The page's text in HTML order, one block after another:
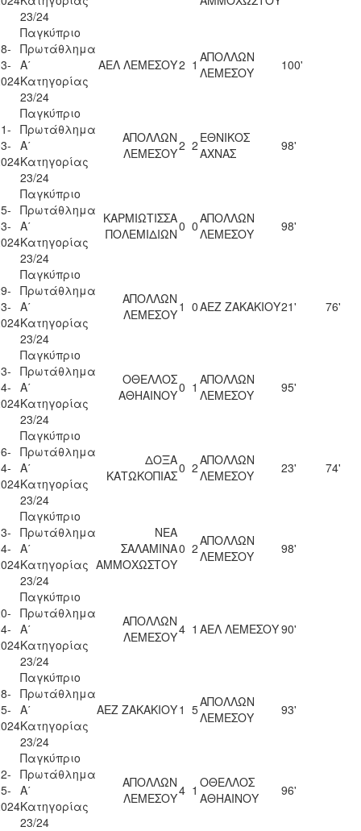
23/24
Παγκύπριο
Πρωτάθλημα
Α΄
Κατηγορίας
23/24
ΑΕΛ ΛΕΜΕΣΟΥ2 1 ΑΠΟΛΛΩΝ
ΛΕΜΕΣΟΥ
100'
Παγκύπριο
Πρωτάθλημα
Α΄
Κατηγορίας
23/24
ΑΠΟΛΛΩΝ
ΛΕΜΕΣΟΥ2 2 ΕΘΝΙΚΟΣ
ΑΧΝΑΣ
98'
Παγκύπριο
Πρωτάθλημα
Α΄
Κατηγορίας
23/24
ΚΑΡΜΙΩΤΙΣΣΑ
ΠΟΛΕΜΙΔΙΩΝ0 0ΑΠΟΛΛΩΝ
ΛΕΜΕΣΟΥ
98'
Παγκύπριο
Πρωτάθλημα
Α΄
Κατηγορίας
23/24
ΑΠΟΛΛΩΝ
ΛΕΜΕΣΟΥ1 0ΑΕΖ ΖΑΚΑΚΙΟΥ21' 76'
Παγκύπριο
Πρωτάθλημα
Α΄
Κατηγορίας
23/24
ΟΘΕΛΛΟΣ
ΑΘΗΑΙΝΟΥ0 1 ΑΠΟΛΛΩΝ
ΛΕΜΕΣΟΥ
95'
Παγκύπριο
Πρωτάθλημα
Α΄
Κατηγορίας
23/24
ΔΟΞΑ
ΚΑΤΩΚΟΠΙΑΣ0 2ΑΠΟΛΛΩΝ
ΛΕΜΕΣΟΥ
23' 74'
Παγκύπριο
Πρωτάθλημα
Α΄
Κατηγορίας
23/24
ΝΕΑ
ΣΑΛΑΜΙΝΑ
ΑΜΜΟΧΩΣΤΟΥ
0 2ΑΠΟΛΛΩΝ
ΛΕΜΕΣΟΥ
98'
Παγκύπριο
Πρωτάθλημα
Α΄
Κατηγορίας
23/24
ΑΠΟΛΛΩΝ
ΛΕΜΕΣΟΥ4 1 ΑΕΛ ΛΕΜΕΣΟΥ90'
Παγκύπριο
Πρωτάθλημα
Α΄
Κατηγορίας
23/24
ΑΕΖ ΖΑΚΑΚΙΟΥ1 5ΑΠΟΛΛΩΝ
ΛΕΜΕΣΟΥ
93'
Παγκύπριο
Πρωτάθλημα
Α΄
Κατηγορίας
23/24
ΑΠΟΛΛΩΝ
ΛΕΜΕΣΟΥ4 1 ΟΘΕΛΛΟΣ
ΑΘΗΑΙΝΟΥ
96'